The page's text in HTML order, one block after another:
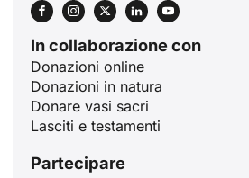
In collaborazione con
Donazioni online
Donazioni in natura
Donare vasi sacri
Lasciti e testamenti
Partecipare